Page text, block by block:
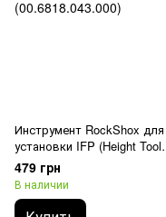
Инструмент RockShox для
установки IFP (Height Tool
(210mm length) - Reverb
AXS/Reverb/Reverb Stealth)
(00.6818.043.000)
479 грн
В наличии